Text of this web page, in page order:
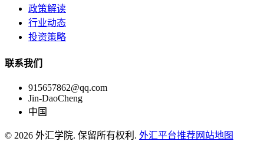
政策解读
行业动态
投资策略
联系我们
915657862@qq.com
Jin-DaoCheng
中国
© 2026 外汇学院. 保留所有权利. 外汇平台推荐网站地图